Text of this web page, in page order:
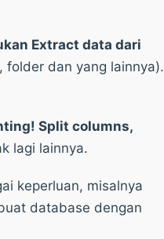
Extract data dari
folder dan yang lainnya).
Split columns,
lagi lainnya.
keperluan, misalnya
database dengan